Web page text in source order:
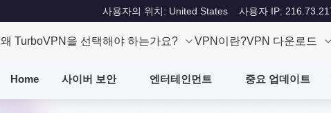
사용자의 위치: United States 사용자 IP:
왜 TurboVPN을 선택해야 하는가요? VPN이란?VPN 다운로드
Home 사이버 보안 엔터테인먼트 중요 업데이트